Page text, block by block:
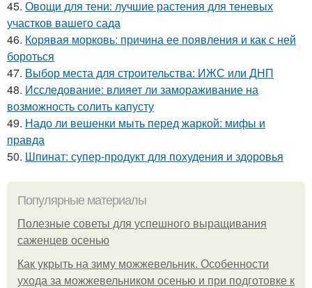
45. Овощи для тени: лучшие растения для теневых
участков вашего сада
46. Корявая морковь: причина ее появления и как с ней
бороться
47. Выбор места для строительства: ИЖС или ДНП
48. Исследование: влияет ли замораживание на
возможность солить капусту
49. Надо ли вешенки мыть перед жаркой: мифы и
правда
50. Шпинат: супер-продукт для похудения и здоровья
Популярные материалы
Полезные советы для успешного выращивания
саженцев осенью
Как укрыть на зиму можжевельник. Особенности
ухода за можжевельником осенью и при подготовке к